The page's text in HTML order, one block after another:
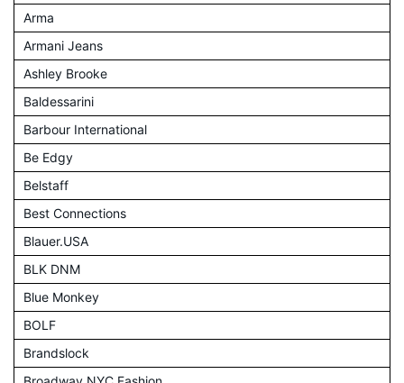
Arma
Armani Jeans
Ashley Brooke
Baldessarini
Barbour International
Be Edgy
Belstaff
Best Connections
Blauer.USA
BLK DNM
Blue Monkey
BOLF
Brandslock